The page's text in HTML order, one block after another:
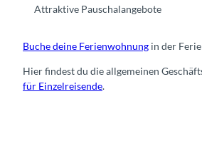
Attraktive Pauschalangebote
Buche deine Ferienwohnung in der
Hier findest du die allgemeinen
für Einzelreisende.